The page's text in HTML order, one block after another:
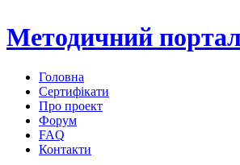
Методичний
Головна
Сертифікати
Про проект
Форум
FAQ
Контакти